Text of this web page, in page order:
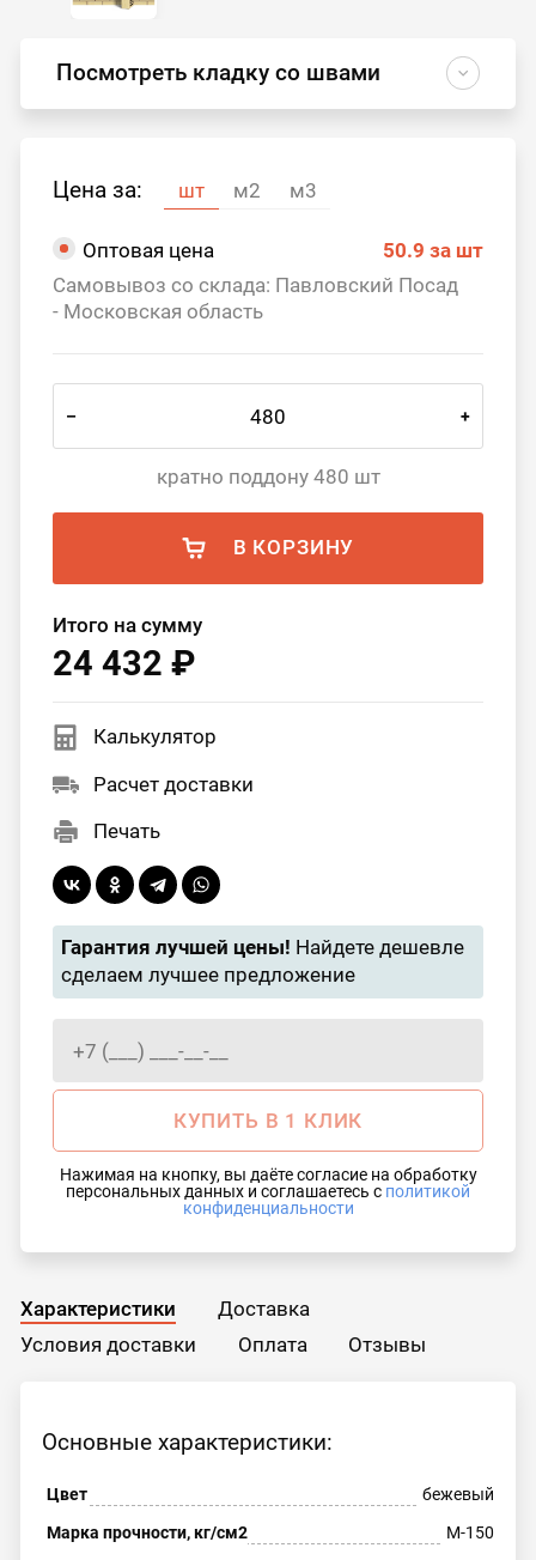
Посмотреть кладку со швами
Цена за: шт м2 м3
Оптовая цена 50.9 за шт
Самовывоз со склада: Павловский Посад
- Московская область
– +
кратно поддону 480 шт
В КОРЗИНУ
Итого на сумму
24 432 ₽
Калькулятор
Расчет доставки
Печать
Гарантия лучшей цены! Найдете дешевле
сделаем лучшее предложение
КУПИТЬ В 1 КЛИК
Нажимая на кнопку, вы даёте согласие на обработку
персональных данных и соглашаетесь с политикой
конфиденциальности
Характеристики
Доставка
Условия доставки
Оплата Отзывы
Основные характеристики:
Цвет
бежевый
Марка прочности, кг/см2
М-150